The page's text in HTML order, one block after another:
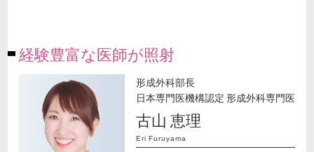
経験豊富な医師が照射
形成外科部長
日本専門医機構認定 形成外科専門医
古山 恵理
Eri Furuyama